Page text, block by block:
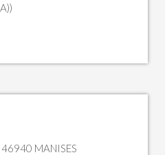
46940 MANISES